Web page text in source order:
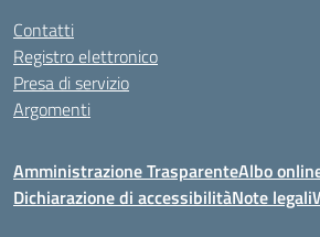
Contatti
Registro elettronico
Presa di servizio
Argomenti
Amministrazione TrasparenteAlbo
Dichiarazione di accessibilitàNote legali